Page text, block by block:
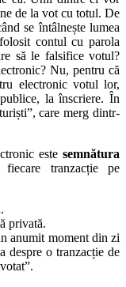
de la vot cu totul. De
se întâlnește lumea
contul cu parola
să le falsifice votul?
Nu, pentru că
electronic votul lor,
la înscriere. În
care merg dintr-
este semnătura
tranzacție pe
privată.
anumit moment din zi
despre o tranzacție de